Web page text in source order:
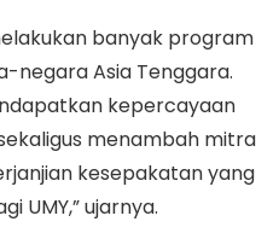
banyak program
negara Asia Tenggara.
kepercayaan
menambah mitra
kesepakatan yang
UMY,” ujarnya.